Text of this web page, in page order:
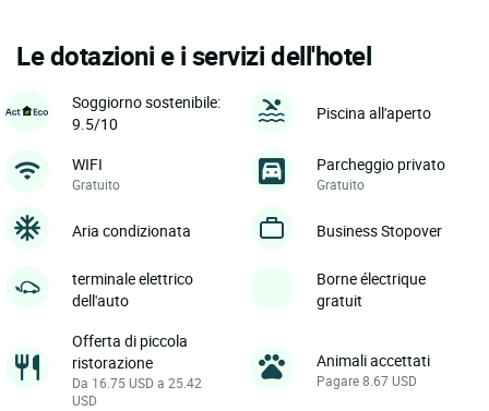
Le dotazioni e i servizi dell'hotel
Soggiorno sostenibile:
9.5/10
Piscina all'aperto
WIFI
Gratuito
Parcheggio privato
Gratuito
Aria condizionata Business Stopover
terminale elettrico
dell'auto
Borne électrique
gratuit
Offerta di piccola
ristorazione
Da 16.75 USD a 25.42
USD
Animali accettati
Pagare 8.67 USD